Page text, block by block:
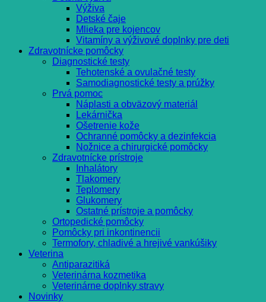
Výživa
Detské čaje
Mlieka pre kojencov
Vitamíny a výživové doplnky pre deti
Zdravotnícke pomôcky
Diagnostické testy
Tehotenské a ovulačné testy
Samodiagnostické testy a prúžky
Prvá pomoc
Náplasti a obväzový materiál
Lekárnička
Ošetrenie kože
Ochranné pomôcky a dezinfekcia
Nožnice a chirurgické pomôcky
Zdravotnícke prístroje
Inhalátory
Tlakomery
Teplomery
Glukomery
Ostatné prístroje a pomôcky
Ortopedické pomôcky
Pomôcky pri inkontinencii
Termofory, chladivé a hrejivé vankúšiky
Veterina
Antiparazitiká
Veterinárna kozmetika
Veterinárne doplnky stravy
Novinky